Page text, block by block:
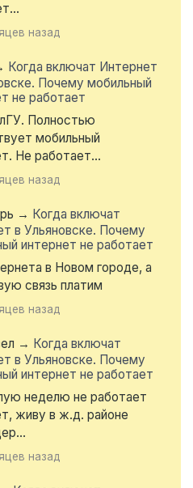
назад
Когда включат Интернет
Почему мобильный
не работает
Полностью
мобильный
Не работает...
назад
→ Когда включат
в Ульяновске. Почему
интернет не работает
в Новом городе, а
связь платим
назад
→ Когда включат
в Ульяновске. Почему
интернет не работает
неделю не работает
живу в ж.д. районе
назад